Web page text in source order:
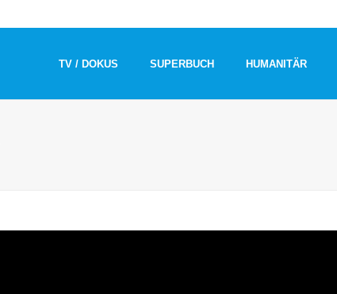
TV / DOKUS SUPERBUCH HUMANITÄR